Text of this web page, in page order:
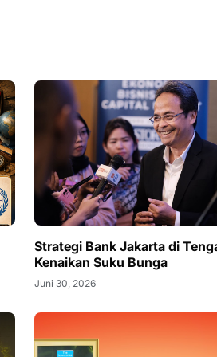
Strategi Bank Jakarta di
Kenaikan Suku Bunga
Juni 30, 2026